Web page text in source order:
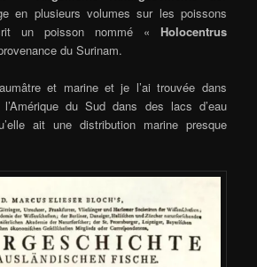
en plusieurs volumes sur les poissons
un poisson nommé « Holocentrus
du Surinam.
et marine et je l’ai trouvée dans
du Sud dans des lacs d’eau
ait une distribution marine presque